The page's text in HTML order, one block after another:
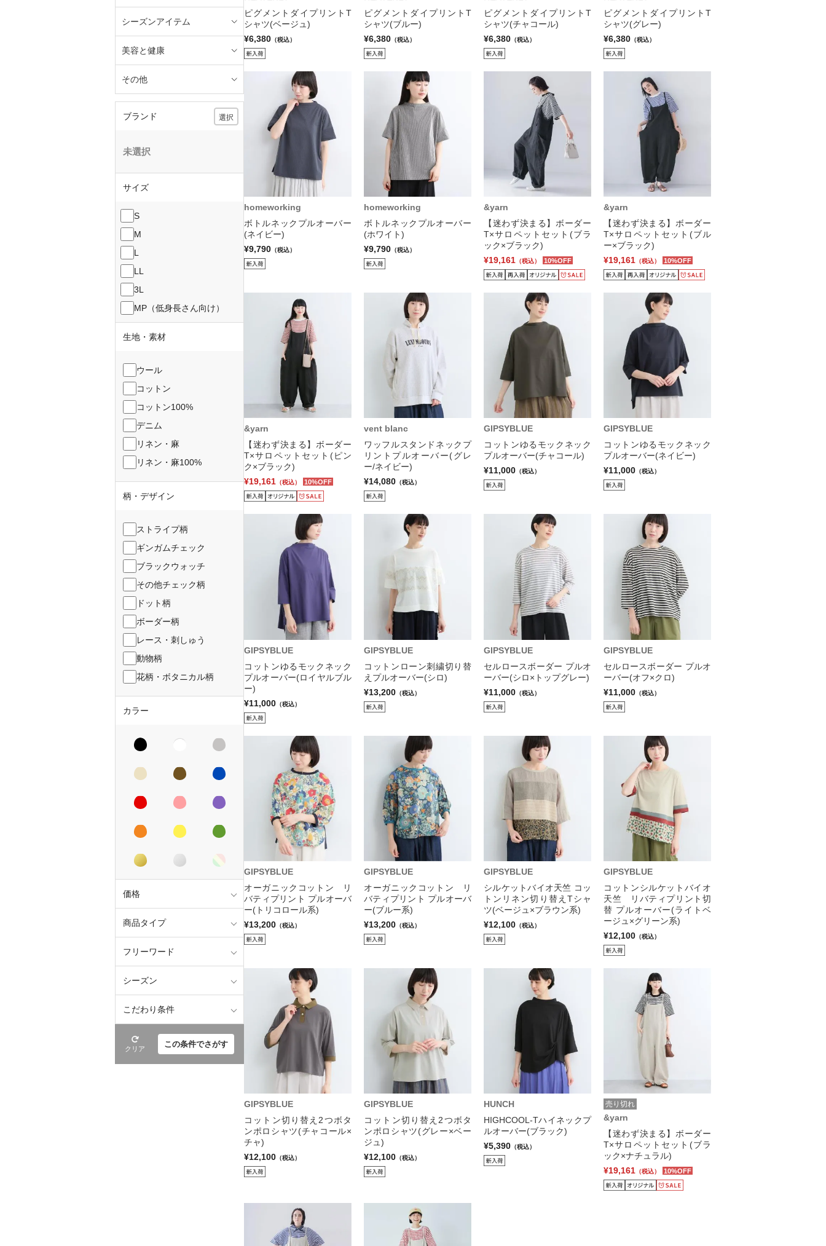
シーズンアイテム
美容と健康
その他
ブランド 選択
未選択
サイズ
S
M
L
LL
3L
MP（低身長さん向け）
生地・素材
ウール
コットン
コットン100%
デニム
リネン・麻
リネン・麻100%
柄・デザイン
ストライプ柄
ギンガムチェック
ブラックウォッチ
その他チェック柄
ドット柄
ボーダー柄
レース・刺しゅう
動物柄
花柄・ボタニカル柄
カラー
価格
商品タイプ
フリーワード
シーズン
こだわり条件
クリア この条件でさがす
ピグメントダイプリントT
シャツ(ベージュ)
¥6,380 （税込）
ピグメントダイプリントT
シャツ(ブルー)
¥6,380 （税込）
ピグメントダイプリントT
シャツ(チャコール)
¥6,380 （税込）
ピグメントダイプリントT
シャツ(グレー)
¥6,380 （税込）
homeworking
ボトルネックプルオーバー
(ネイビー)
¥9,790 （税込）
homeworking
ボトルネックプルオーバー
(ホワイト)
¥9,790 （税込）
&yarn
【迷わず決まる】ボーダー
T×サロペットセット(ブラ
ック×ブラック)
¥19,161 （税込） 10%OFF
&yarn
【迷わず決まる】ボーダー
T×サロペットセット(ブル
ー×ブラック)
¥19,161 （税込） 10%OFF
&yarn
【迷わず決まる】ボーダー
T×サロペットセット(ピン
ク×ブラック)
¥19,161 （税込） 10%OFF
vent blanc
ワッフルスタンドネックプ
リントプルオーバー(グレ
ー/ネイビー)
¥14,080 （税込）
GIPSYBLUE
コットンゆるモックネック
プルオーバー(チャコール)
¥11,000 （税込）
GIPSYBLUE
コットンゆるモックネック
プルオーバー(ネイビー)
¥11,000 （税込）
GIPSYBLUE
コットンゆるモックネック
プルオーバー(ロイヤルブル
ー)
¥11,000 （税込）
GIPSYBLUE
コットンローン刺繍切り替
えプルオーバー(シロ)
¥13,200 （税込）
GIPSYBLUE
セルロースボーダー プルオ
ーバー(シロ×トップグレー)
¥11,000 （税込）
GIPSYBLUE
セルロースボーダー プルオ
ーバー(オフ×クロ)
¥11,000 （税込）
GIPSYBLUE
オーガニックコットン リ
バティプリント プルオーバ
ー(トリコロール系)
¥13,200 （税込）
GIPSYBLUE
オーガニックコットン リ
バティプリント プルオーバ
ー(ブルー系)
¥13,200 （税込）
GIPSYBLUE
シルケットバイオ天竺 コッ
トンリネン切り替えTシャ
ツ(ベージュ×ブラウン系)
¥12,100 （税込）
GIPSYBLUE
コットンシルケットバイオ
天竺 リバティプリント切
替 プルオーバー(ライトベ
ージュ×グリーン系)
¥12,100 （税込）
GIPSYBLUE
コットン切り替え2つボタ
ンポロシャツ(チャコール×
チャ)
¥12,100 （税込）
GIPSYBLUE
コットン切り替え2つボタ
ンポロシャツ(グレー×ベー
ジュ)
¥12,100 （税込）
HUNCH
HIGHCOOL-Tハイネックプ
ルオーバー(ブラック)
¥5,390 （税込）
売り切れ
&yarn
【迷わず決まる】ボーダー
T×サロペットセット(ブラ
ック×ナチュラル)
¥19,161 （税込） 10%OFF